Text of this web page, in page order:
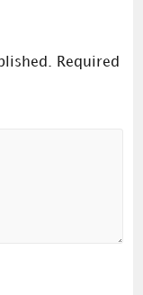
Required